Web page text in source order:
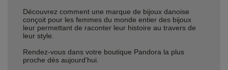
Découvrez comment une marque de bijoux danoise
conçoit pour les femmes du monde entier des bijoux
leur permettant de raconter leur histoire au travers de
leur style.
Rendez-vous dans votre boutique Pandora la plus
proche dès aujourd'hui.